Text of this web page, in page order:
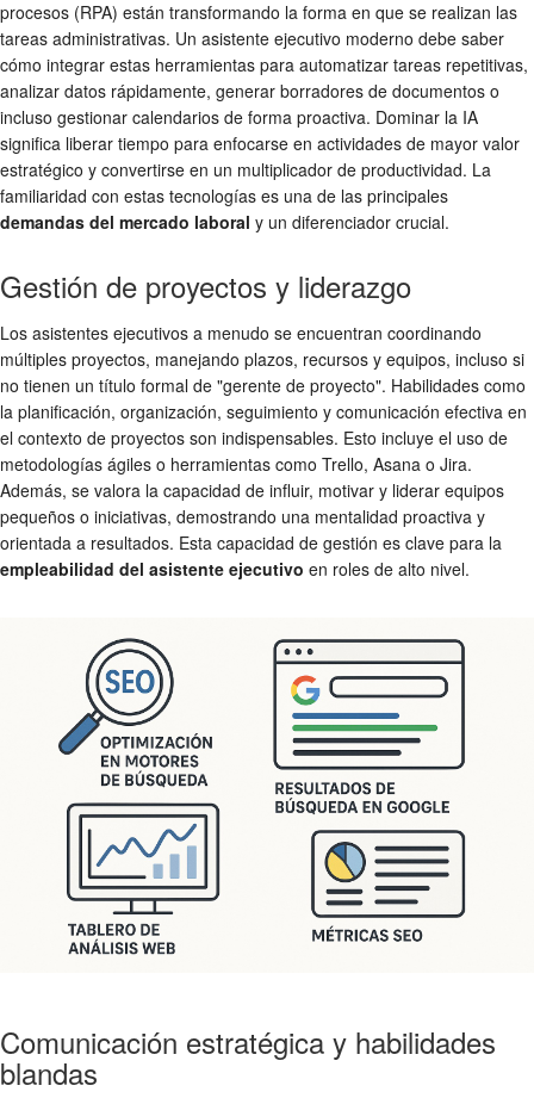
procesos (RPA) están transformando la forma en que se realizan las
tareas administrativas. Un asistente ejecutivo moderno debe saber
cómo integrar estas herramientas para automatizar tareas repetitivas,
analizar datos rápidamente, generar borradores de documentos o
incluso gestionar calendarios de forma proactiva. Dominar la IA
significa liberar tiempo para enfocarse en actividades de mayor valor
estratégico y convertirse en un multiplicador de productividad. La
familiaridad con estas tecnologías es una de las principales
demandas del mercado laboral y un diferenciador crucial.
Gestión de proyectos y liderazgo
Los asistentes ejecutivos a menudo se encuentran coordinando
múltiples proyectos, manejando plazos, recursos y equipos, incluso si
no tienen un título formal de "gerente de proyecto". Habilidades como
la planificación, organización, seguimiento y comunicación efectiva en
el contexto de proyectos son indispensables. Esto incluye el uso de
metodologías ágiles o herramientas como Trello, Asana o Jira.
Además, se valora la capacidad de influir, motivar y liderar equipos
pequeños o iniciativas, demostrando una mentalidad proactiva y
orientada a resultados. Esta capacidad de gestión es clave para la
empleabilidad del asistente ejecutivo en roles de alto nivel.
Comunicación estratégica y habilidades
blandas